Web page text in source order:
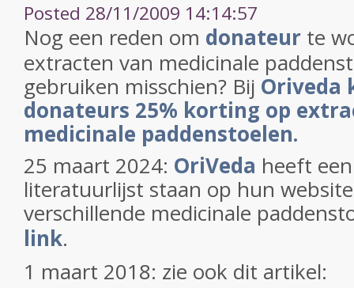
Posted 28/11/2009 14:14:57
Nog een reden om donateur te
extracten van medicinale
gebruiken misschien? Bij Oriveda
donateurs 25% korting op
medicinale paddenstoelen.
25 maart 2024: OriVeda heeft
literatuurlijst staan op hun
verschillende medicinale
link.
1 maart 2018: zie ook dit artikel: